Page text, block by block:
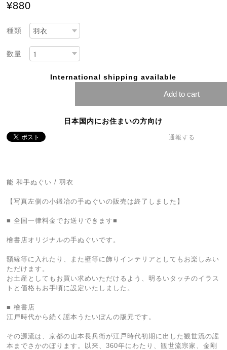
¥880
種類
数量
International shipping available
Add to cart
日本国内にお住まいの方向け
通報する
能 和手ぬぐい / 羽衣
【写真左側の小鍛冶の手ぬぐいの販売は終了しました】
■ 全国一律料金でお送りできます■
檜書店オリジナルの手ぬぐいです。
額縁等に入れたり、また壁等に飾りインテリアとしてもお楽しみい
ただけます。
お土産としてもお買い求めいただけるよう、明るいタッチのイラス
トと価格もお手頃に設定いたしました。
■ 檜書店
江戸時代から続く謡本うたいぼんの版元です。
その源流は、京都の山本長兵衛が江戸時代初期に出した観世流の謡
本までさかのぼります。以来、360年にわたり、観世流宗家、金剛